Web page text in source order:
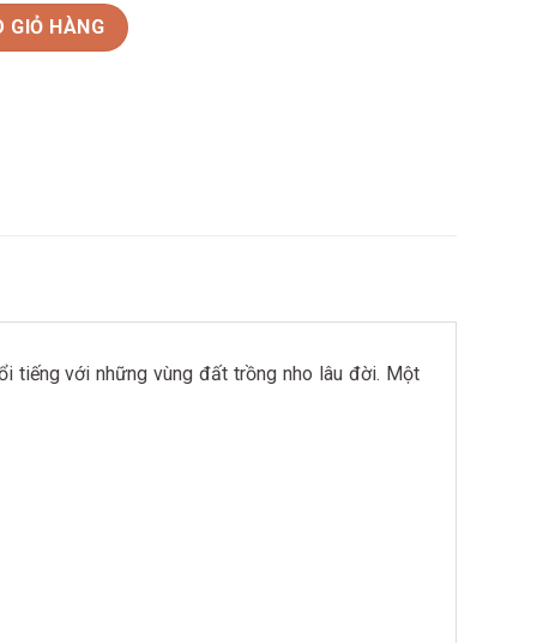
Banfi số lượng
GIỎ HÀNG
tiếng với những vùng đất trồng nho lâu đời. Một